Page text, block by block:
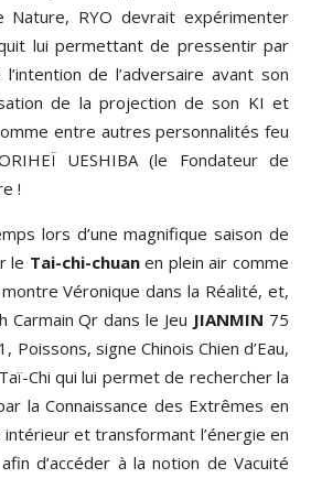
Nature, RYO devrait expérimenter
lui permettant de pressentir par
de l’adversaire avant son
de la projection de son KI et
entre autres personnalités feu
UESHIBA (le Fondateur de
!
lors d’une magnifique saison de
le Tai-chi-chuanen plein air comme
Véronique dans la Réalité, et,
Carmain Qr dans le Jeu JIANMIN 75
signe Chinois Chien d’Eau,
Chi qui lui permet de rechercher la
la Connaissance des Extrêmes en
et transformant l’énergie en
d’accéder à la notion de Vacuité